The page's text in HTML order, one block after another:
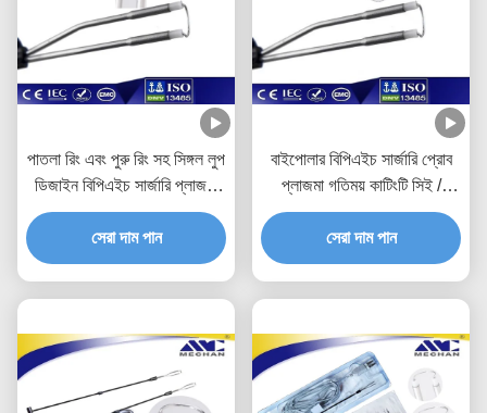
পাতলা রিং এবং পুরু রিং সহ সিঙ্গল লুপ
ডিজাইন বিপিএইচ সার্জারি প্লাজমা
প্রোব
সেরা দাম পান
বাইপোলার বিপিএইচ সার্জারি প্রোব
প্লাজমা গতিময় কাটিংটি সিই /
আইএসও সহ উত্তীর্ণ হয়েছে
সেরা দাম পান